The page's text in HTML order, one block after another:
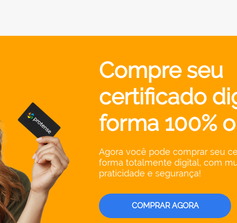
Compre seu
certificado
forma 100%
Agora você pode comprar seu
forma totalmente digital, com
praticidade e segurança!
COMPRAR AGORA